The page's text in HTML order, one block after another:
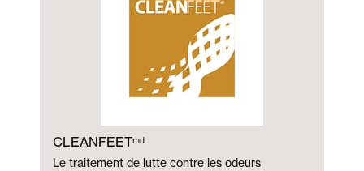
CLEANFEETᵐᵈ
Le traitement de lutte contre les odeurs